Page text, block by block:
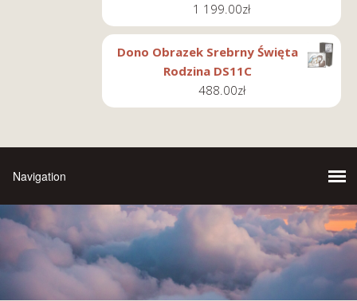
1 199.00zł
Dono Obrazek Srebrny Święta
Rodzina DS11C
488.00zł